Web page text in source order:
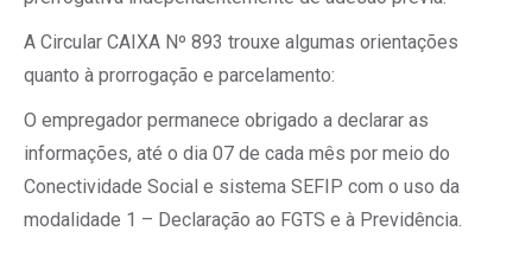
A Circular CAIXA Nº 893 trouxe algumas orientações
quanto à prorrogação e parcelamento:
O empregador permanece obrigado a declarar as
informações, até o dia 07 de cada mês por meio do
Conectividade Social e sistema SEFIP com o uso da
modalidade 1 – Declaração ao FGTS e à Previdência.